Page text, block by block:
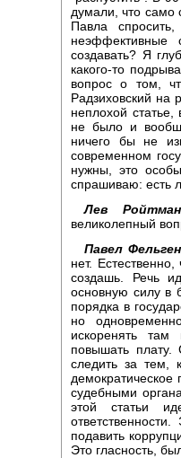
думали, что само
Павла
создавать? Я
какого-то
вопрос о том,
Радзиховский на
неплохой
не было и
ничего бы не
современном
нужны, это
спрашиваю: есть
Лев
великолепный
Павел
нет.
создашь. Речь
основную силу в
порядка в
но
искоренять
повышать плату.
следить за тем,
демократическое
судебными
этой статьи
подавить
Это гласность,